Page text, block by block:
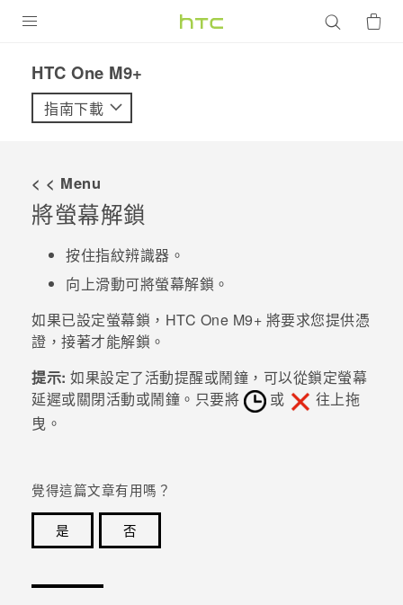
VIVE
配件
優惠專區
焦點訊息
校園專案
企業採購
銷售門市
VIVELAND
HTC One M9+‎
指南下載
< < Menu
將螢幕解鎖
按住指紋辨識器。
向上滑動可將螢幕解鎖。
如果已設定螢幕鎖， HTC One M9+ 將要求您提供憑
證，接著才能解鎖。
提示: 如果設定了活動提醒或鬧鐘，可以從鎖定螢幕
延遲或關閉活動或鬧鐘。只要將
或
往上拖
曳。
覺得這篇文章有用嗎？
是
否